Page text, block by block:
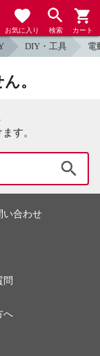
お気に入り 検索 カート
DIY・工具 電
。
す。
い合わせ
問
へ